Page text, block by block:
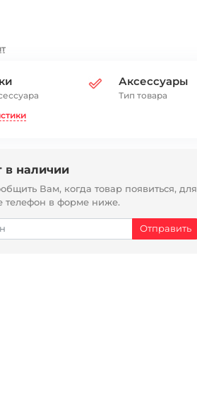
Аксессуары
Тип товара
в наличии
Вам, когда товар появиться, для
телефон в форме ниже.